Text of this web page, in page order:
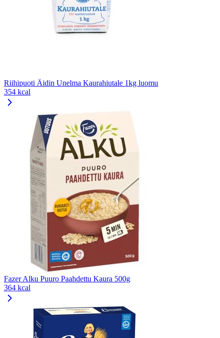
Riihipuoti Äidin Unelma Kaurahiutale 1kg luomu
354 kcal
Fazer Alku Puuro Paahdettu Kaura 500g
364 kcal